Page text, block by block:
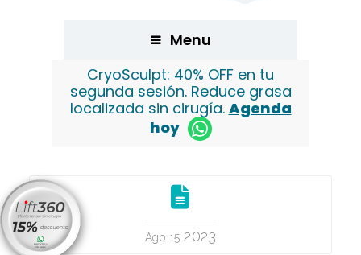
Menu
CryoSculpt: 40% OFF en tu
segunda sesión. Reduce grasa
localizada sin cirugía. Agenda
hoy
Ago 152023